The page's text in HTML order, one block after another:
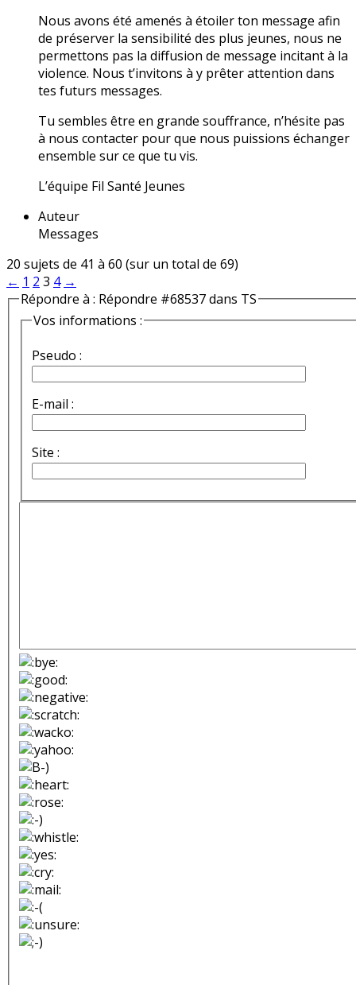
Nous avons été amenés à étoiler ton message afin
de préserver la sensibilité des plus jeunes, nous ne
permettons pas la diffusion de message incitant à la
violence. Nous t’invitons à y prêter attention dans
tes futurs messages.
Tu sembles être en grande souffrance, n’hésite pas
à nous contacter pour que nous puissions échanger
ensemble sur ce que tu vis.
L’équipe Fil Santé Jeunes
Auteur
Messages
20 sujets de 41 à 60 (sur un total de 69)
← 1 2 3 4 →
Répondre à : Répondre #68537 dans TS
Vos informations :
Pseudo :
E-mail :
Site :